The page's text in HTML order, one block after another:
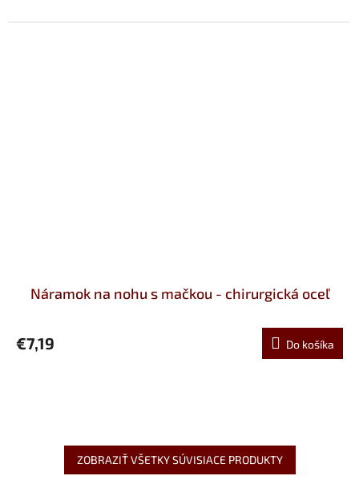
Náramok na nohu s mačkou - chirurgická oceľ
€7,19 Do košíka
ZOBRAZIŤ VŠETKY SÚVISIACE PRODUKTY